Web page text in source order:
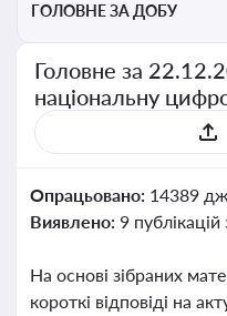
ГОЛОВНЕ ЗА ДОБУ
Головне за
національну
Опрацьовано: 14389
Виявлено: 9
На основі зібраних
короткі відповіді на